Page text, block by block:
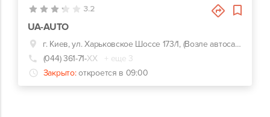
3.2
UA-AUTO
г. Киев, ул. Харьковское Шоссе 173/1, (Возле автосалона “Тойота Автосамит”)
(044) 361-71-ХХ
+ еще 3
Закрыто: откроется в 09:00